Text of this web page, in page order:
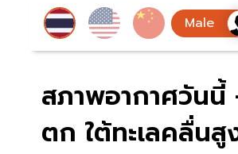
สภาพอากาศวันนี้
ตก ใต้ทะเลคลื่นสู